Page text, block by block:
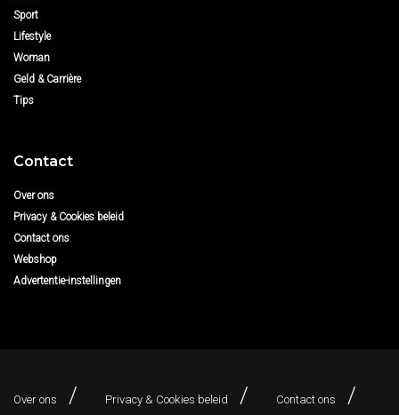
Sport
Lifestyle
Woman
Geld & Carrière
Tips
Contact
Over ons
Privacy & Cookies beleid
Contact ons
Webshop
Advertentie-instellingen
Over ons Privacy & Cookies beleid Contact ons